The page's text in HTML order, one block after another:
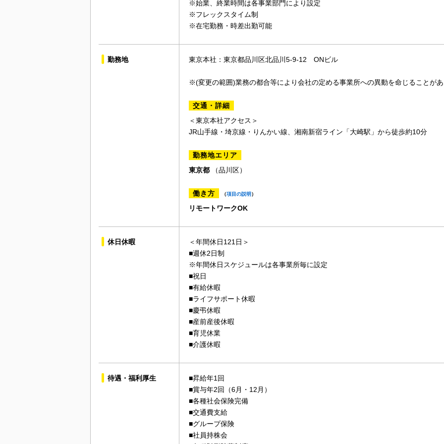
※始業、終業時間は各事業部門により設定
※フレックスタイム制
※在宅勤務・時差出勤可能
勤務地 東京本社：東京都品川区北品川5-9-12 ONビル
※(変更の範囲)業務の都合等により会社の定める事業所への異動を命じることがあ
交通・詳細
＜東京本社アクセス＞
JR山手線・埼京線・りんかい線、湘南新宿ライン「大崎駅」から徒歩約10分
勤務地エリア
東京都 （品川区）
働き方 （項目の説明）
リモートワークOK
休日休暇
＜年間休日121日＞
■週休2日制
※年間休日スケジュールは各事業所毎に設定
■祝日
■有給休暇
■ライフサポート休暇
■慶弔休暇
■産前産後休暇
■育児休業
■介護休暇
待遇・福利厚生
■昇給年1回
■賞与年2回（6月・12月）
■各種社会保険完備
■交通費支給
■グループ保険
■社員持株会